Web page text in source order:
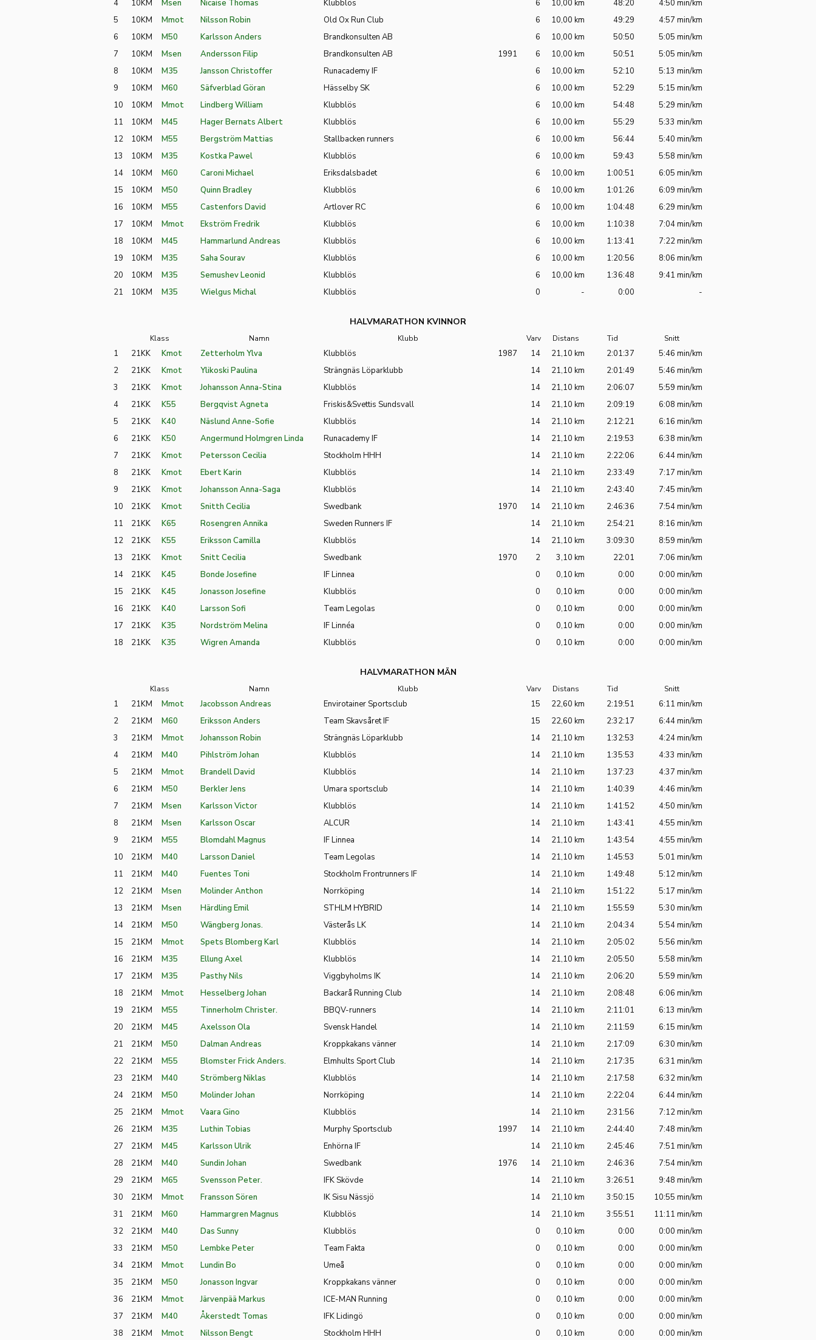
4
10KM Msen Nicaise Thomas Klubblös 6 10,00 km 48:20
4:50 min/km
5
10KM Mmot Nilsson Robin Old Ox Run Club 6 10,00 km 49:29
4:57 min/km
6
10KM M50 Karlsson Anders Brandkonsulten AB 6 10,00 km 50:50
5:05 min/km
7
10KM Msen Andersson Filip Brandkonsulten AB 1991 6 10,00 km 50:51
5:05 min/km
8
10KM M35 Jansson Christoffer Runacademy IF 6 10,00 km 52:10
5:13 min/km
9
10KM M60 Säfverblad Göran Hässelby SK 6 10,00 km 52:29
5:15 min/km
10
10KM Mmot Lindberg William Klubblös 6 10,00 km 54:48
5:29 min/km
11
10KM M45 Hager Bernats Albert Klubblös 6 10,00 km 55:29
5:33 min/km
12
10KM M55 Bergström Mattias Stallbacken runners 6 10,00 km 56:44
5:40 min/km
13
10KM M35 Kostka Pawel Klubblös 6 10,00 km 59:43
5:58 min/km
14
10KM M60 Caroni Michael Eriksdalsbadet 6 10,00 km 1:00:51
6:05 min/km
15
10KM M50 Quinn Bradley Klubblös 6 10,00 km 1:01:26
6:09 min/km
16
10KM M55 Castenfors David Artlover RC 6 10,00 km 1:04:48
6:29 min/km
17
10KM Mmot Ekström Fredrik Klubblös 6 10,00 km 1:10:38
7:04 min/km
18
10KM M45 Hammarlund Andreas Klubblös 6 10,00 km 1:13:41
7:22 min/km
19
10KM M35 Saha Sourav Klubblös 6 10,00 km 1:20:56
8:06 min/km
20
10KM M35 Semushev Leonid Klubblös 6 10,00 km 1:36:48
9:41 min/km
21
10KM M35 Wielgus Michal Klubblös 0 - 0:00 -
HALVMARATHON KVINNOR
Klass Namn Klubb Varv Distans Tid Snitt
1 21KK Kmot Zetterholm Ylva Klubblös 1987 14 21,10 km 2:01:37
5:46 min/km
2
21KK Kmot Ylikoski Paulina Strängnäs Löparklubb 14 21,10 km 2:01:49
5:46 min/km
3
21KK Kmot Johansson Anna-Stina Klubblös 14 21,10 km 2:06:07
5:59 min/km
4
21KK K55 Bergqvist Agneta Friskis&Svettis Sundsvall 14 21,10 km 2:09:19
6:08 min/km
5
21KK K40 Näslund Anne-Sofie Klubblös 14 21,10 km 2:12:21
6:16 min/km
6
21KK K50 Angermund Holmgren Linda Runacademy IF 14 21,10 km 2:19:53
6:38 min/km
7
21KK Kmot Petersson Cecilia Stockholm HHH 14 21,10 km 2:22:06
6:44 min/km
8
21KK Kmot Ebert Karin Klubblös 14 21,10 km 2:33:49
7:17 min/km
9
21KK Kmot Johansson Anna-Saga Klubblös 14 21,10 km 2:43:40
7:45 min/km
10
21KK Kmot Snitth Cecilia Swedbank 1970 14 21,10 km 2:46:36
7:54 min/km
11
21KK K65 Rosengren Annika Sweden Runners IF 14 21,10 km 2:54:21
8:16 min/km
12
21KK K55 Eriksson Camilla Klubblös 14 21,10 km 3:09:30
8:59 min/km
13
21KK Kmot Snitt Cecilia Swedbank 1970 2 3,10 km 22:01
7:06 min/km
14
21KK K45 Bonde Josefine IF Linnea 0 0,10 km 0:00
0:00 min/km
15
21KK K45 Jonasson Josefine Klubblös 0 0,10 km 0:00
0:00 min/km
16
21KK K40 Larsson Sofi Team Legolas 0 0,10 km 0:00
0:00 min/km
17
21KK K35 Nordström Melina IF Linnéa 0 0,10 km 0:00
0:00 min/km
18
21KK K35 Wigren Amanda Klubblös 0 0,10 km 0:00 0:00 min/km
HALVMARATHON MÄN
Klass Namn Klubb Varv Distans Tid Snitt
1 21KM Mmot Jacobsson Andreas Envirotainer Sportsclub 15 22,60 km 2:19:51
6:11 min/km
2
21KM M60 Eriksson Anders Team Skavsåret IF 15 22,60 km 2:32:17
6:44 min/km
3
21KM Mmot Johansson Robin Strängnäs Löparklubb 14 21,10 km 1:32:53
4:24 min/km
4
21KM M40 Pihlström Johan Klubblös 14 21,10 km 1:35:53
4:33 min/km
5
21KM Mmot Brandell David Klubblös 14 21,10 km 1:37:23
4:37 min/km
6
21KM M50 Berkler Jens Umara sportsclub 14 21,10 km 1:40:39
4:46 min/km
7
21KM Msen Karlsson Victor Klubblös 14 21,10 km 1:41:52
4:50 min/km
8
21KM Msen Karlsson Oscar ALCUR 14 21,10 km 1:43:41
4:55 min/km
9
21KM M55 Blomdahl Magnus IF Linnea 14 21,10 km 1:43:54
4:55 min/km
10
21KM M40 Larsson Daniel Team Legolas 14 21,10 km 1:45:53
5:01 min/km
11
21KM M40 Fuentes Toni Stockholm Frontrunners IF 14 21,10 km 1:49:48
5:12 min/km
12
21KM Msen Molinder Anthon Norrköping 14 21,10 km 1:51:22
5:17 min/km
13
21KM Msen Härdling Emil STHLM HYBRID 14 21,10 km 1:55:59
5:30 min/km
14
21KM M50 Wängberg Jonas. Västerås LK 14 21,10 km 2:04:34
5:54 min/km
15
21KM Mmot Spets Blomberg Karl Klubblös 14 21,10 km 2:05:02
5:56 min/km
16
21KM M35 Ellung Axel Klubblös 14 21,10 km 2:05:50
5:58 min/km
17
21KM M35 Pasthy Nils Viggbyholms IK 14 21,10 km 2:06:20
5:59 min/km
18
21KM Mmot Hesselberg Johan Backarå Running Club 14 21,10 km 2:08:48
6:06 min/km
19
21KM M55 Tinnerholm Christer. BBQV-runners 14 21,10 km 2:11:01
6:13 min/km
20
21KM M45 Axelsson Ola Svensk Handel 14 21,10 km 2:11:59
6:15 min/km
21
21KM M50 Dalman Andreas Kroppkakans vänner 14 21,10 km 2:17:09
6:30 min/km
22
21KM M55 Blomster Frick Anders. Elmhults Sport Club 14 21,10 km 2:17:35
6:31 min/km
23
21KM M40 Strömberg Niklas Klubblös 14 21,10 km 2:17:58
6:32 min/km
24
21KM M50 Molinder Johan Norrköping 14 21,10 km 2:22:04
6:44 min/km
25
21KM Mmot Vaara Gino Klubblös 14 21,10 km 2:31:56
7:12 min/km
26
21KM M35 Luthin Tobias Murphy Sportsclub 1997 14 21,10 km 2:44:40
7:48 min/km
27
21KM M45 Karlsson Ulrik Enhörna IF 14 21,10 km 2:45:46
7:51 min/km
28
21KM M40 Sundin Johan Swedbank 1976 14 21,10 km 2:46:36
7:54 min/km
29
21KM M65 Svensson Peter. IFK Skövde 14 21,10 km 3:26:51
9:48 min/km
30
21KM Mmot Fransson Sören IK Sisu Nässjö 14 21,10 km 3:50:15
10:55 min/km
31
21KM M60 Hammargren Magnus Klubblös 14 21,10 km 3:55:51
11:11 min/km
32
21KM M40 Das Sunny Klubblös 0 0,10 km 0:00
0:00 min/km
33
21KM M50 Lembke Peter Team Fakta 0 0,10 km 0:00
0:00 min/km
34
21KM Mmot Lundin Bo Umeå 0 0,10 km 0:00
0:00 min/km
35
21KM M50 Jonasson Ingvar Kroppkakans vänner 0 0,10 km 0:00
0:00 min/km
36
21KM Mmot Järvenpää Markus ICE-MAN Running 0 0,10 km 0:00
0:00 min/km
37
21KM M40 Åkerstedt Tomas IFK Lidingö 0 0,10 km 0:00
0:00 min/km
38
21KM Mmot Nilsson Bengt Stockholm HHH 0 0,10 km 0:00 0:00 min/km